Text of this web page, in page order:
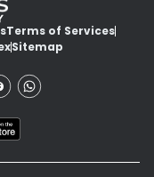
Terms of Services
Sitemap